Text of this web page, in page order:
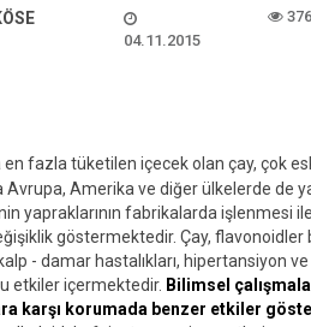
04.11.2015
fazla tüketilen içecek olan çay, çok
Amerika ve diğer ülkelerde de
yapraklarının fabrikalarda işlenmesi
göstermektedir. Çay, flavonoidler
- damar hastalıkları, hipertansiyon
etkiler içermektedir. Bilimsel
karşı korumada benzer etkiler